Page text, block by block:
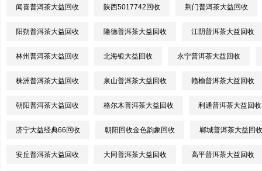
闻喜普洱茶大益回收 陕西5017742回收 荆门普洱茶大益回收
阳朔普洱茶大益回收 隆德普洱茶大益回收 江阴普洱茶大益回收
林州普洱茶大益回收 北海银大益回收 永宁普洱茶大益回收
株洲普洱茶大益回收 泉山普洱茶大益回收 赣榆普洱茶大益回收
朝阳普洱茶大益回收 格尔木普洱茶大益回收 利通普洱茶大益回收
济宁大益经典66回收 朝阳回收金色韵象回收 郸城普洱茶大益回收
安丘普洱茶大益回收 大同普洱茶大益回收 高平普洱茶大益回收